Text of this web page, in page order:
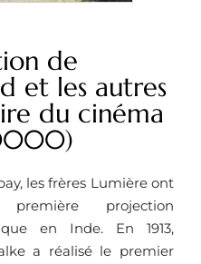
de
et les autres
du cinéma
les frères Lumière ont
projection
en Inde. En 1913,
a réalisé le premier